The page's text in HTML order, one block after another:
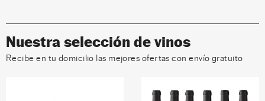
Nuestra selección de vinos
Recibe en tu domicilio las mejores ofertas con envío gratuito